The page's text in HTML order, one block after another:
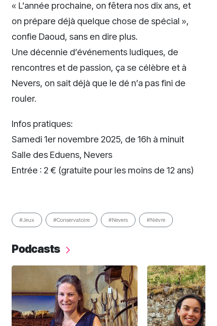
« L’année prochaine, on fêtera nos dix ans, et
on prépare déjà quelque chose de spécial »,
confie Daoud, sans en dire plus.
Une décennie d’événements ludiques, de
rencontres et de passion, ça se célèbre et à
Nevers, on sait déjà que le dé n’a pas fini de
rouler.
Infos pratiques:
Samedi 1er novembre 2025, de 16h à minuit
Salle des Eduens, Nevers
Entrée : 2 € (gratuite pour les moins de 12 ans)
#Jeux #Conservatoire #Nevers #Nièvre
Podcasts